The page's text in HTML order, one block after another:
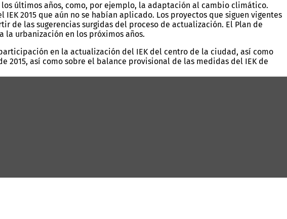
últimos años, como, por ejemplo, la adaptación al cambio climático.
2015 que aún no se habían aplicado. Los proyectos que siguen vigentes
de las sugerencias surgidas del proceso de actualización. El Plan de
urbanización en los próximos años.
en la actualización del IEK del centro de la ciudad, así como
así como sobre el balance provisional de las medidas del IEK de